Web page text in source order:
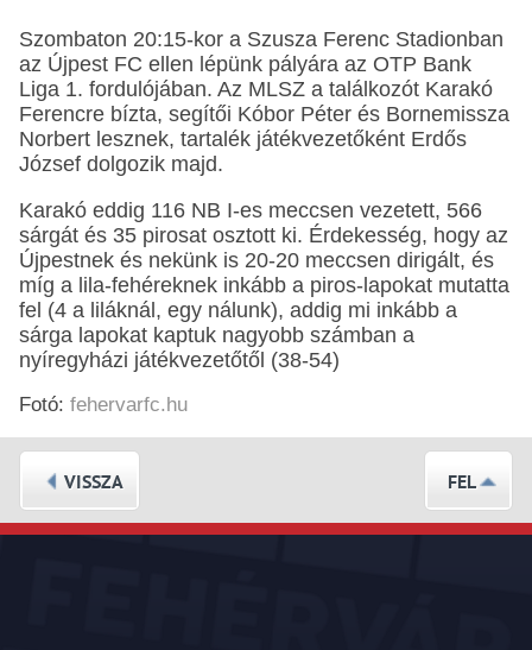
Szombaton 20:15-kor a Szusza Ferenc Stadionban
az Újpest FC ellen lépünk pályára az OTP Bank
Liga 1. fordulójában. Az MLSZ a találkozót Karakó
Ferencre bízta, segítői Kóbor Péter és Bornemissza
Norbert lesznek, tartalék játékvezetőként Erdős
József dolgozik majd.
Karakó eddig 116 NB I-es meccsen vezetett, 566
sárgát és 35 pirosat osztott ki. Érdekesség, hogy az
Újpestnek és nekünk is 20-20 meccsen dirigált, és
míg a lila-fehéreknek inkább a piros-lapokat mutatta
fel (4 a liláknál, egy nálunk), addig mi inkább a
sárga lapokat kaptuk nagyobb számban a
nyíregyházi játékvezetőtől (38-54)
Fotó: fehervarfc.hu
VISSZA FEL